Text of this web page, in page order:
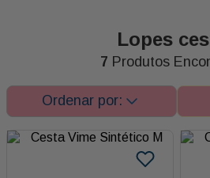
Lopes
7 Produtos